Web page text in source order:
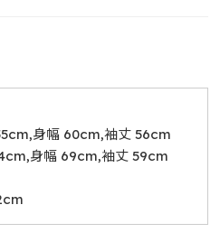
身幅 60cm,袖丈 56cm
身幅 69cm,袖丈 59cm